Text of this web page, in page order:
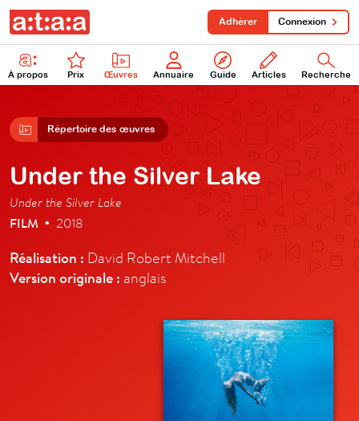
À propos Prix Œuvres Annuaire Guide Articles Recherche
Adhérer Connexion
Répertoire des œuvres
Under the Silver Lake
Under the Silver Lake
FILM • 2018
Réalisation : David Robert Mitchell
Version originale : anglais